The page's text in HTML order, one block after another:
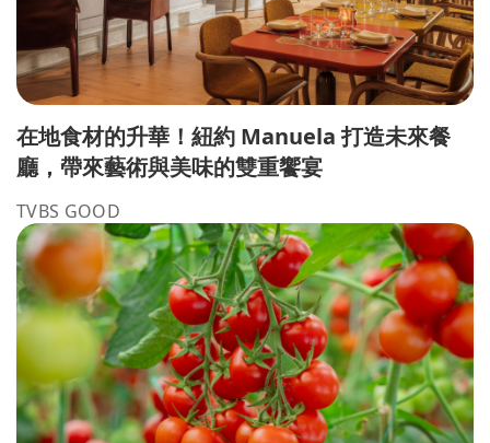
在地食材的升華！紐約 Manuela 打造未來餐
廳，帶來藝術與美味的雙重饗宴
TVBS GOOD